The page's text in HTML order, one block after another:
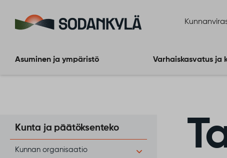
Asuminen ja ympäristö Varhaiskasvatus ja
Kunta ja päätöksenteko
Kunnan organisaatio